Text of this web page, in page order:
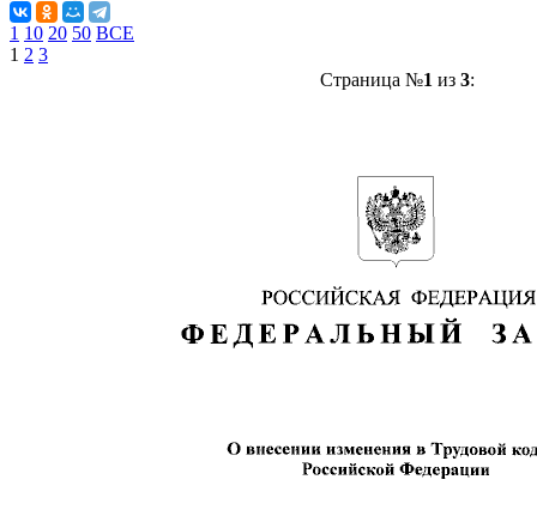
1 10 20 50 ВСЕ
1 2 3
Страница №1 из 3: